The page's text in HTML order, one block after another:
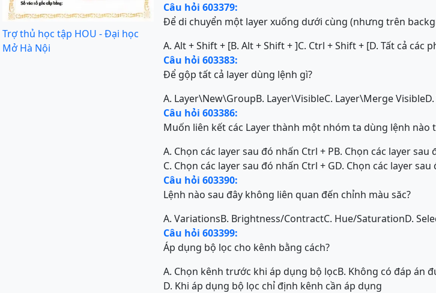
Trợ thủ học tập HOU - Đại học
Mở Hà Nội
Câu hỏi 603379:
Để di chuyển một layer xuống dưới cùng (nhưng trên
A. Alt + Shift + [B. Alt + Shift + ]C. Ctrl + Shift + [D. Tất cả các
Câu hỏi 603383:
Để gộp tất cả layer dùng lệnh gì?
A. Layer\New\GroupB. Layer\VisibleC. Layer\Merge Visible
Câu hỏi 603386:
Muốn liên kết các Layer thành một nhóm ta dùng lệnh nào
A. Chọn các layer sau đó nhấn Ctrl + PB. Chọn các layer sau
C. Chọn các layer sau đó nhấn Ctrl + GD. Chọn các layer
Câu hỏi 603390:
Lệnh nào sau đây không liên quan đến chỉnh màu săc?
A. VariationsB. Brightness/ContractC. Hue/SaturationD.
Câu hỏi 603399:
Áp dụng bộ lọc cho kênh bằng cách?
A. Chọn kênh trước khi áp dụng bộ lọcB. Không có đáp án
D. Khi áp dụng bộ lọc chỉ định kênh cần áp dụng